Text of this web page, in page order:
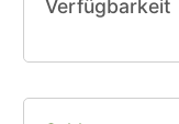
Verfügbarkeit